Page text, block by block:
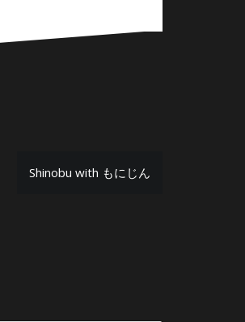
Shinobu with もにじん